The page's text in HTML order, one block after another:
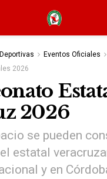
Eventos Oficiales
2026
2026
se pueden
estatal
y en